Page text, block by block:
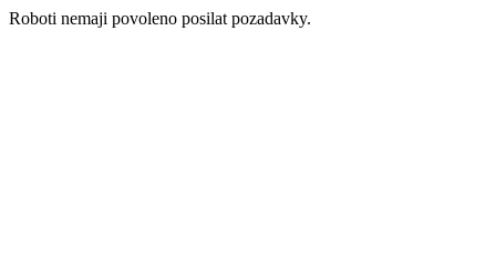
Roboti nemaji povoleno posilat pozadavky.